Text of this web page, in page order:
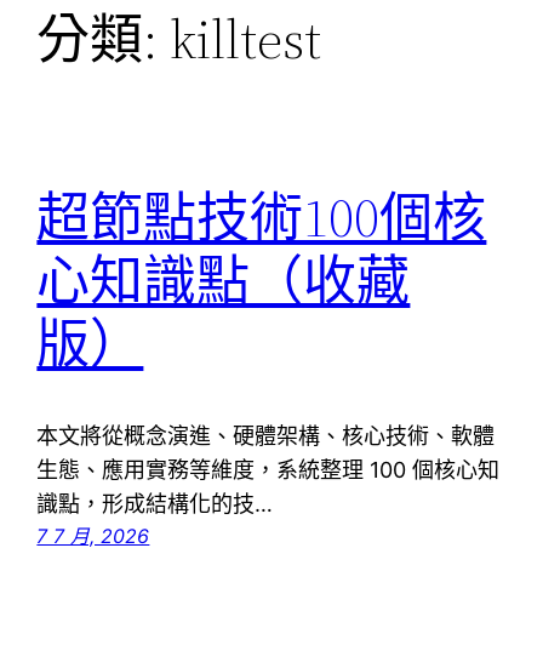
分類: killtest
超節點技術100個核
心知識點（收藏
版）
本文將從概念演進、硬體架構、核心技術、軟體
生態、應用實務等維度，系統整理 100 個核心知
識點，形成結構化的技…
7 7 月, 2026